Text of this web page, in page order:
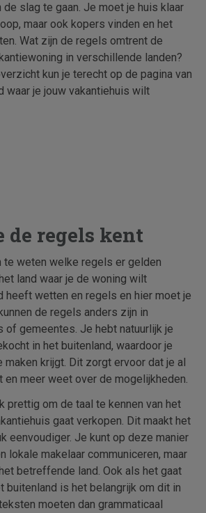
de slag te gaan. Je moet je huis klaar
maar ook kopers vinden en het
Wat zijn de regels omtrent de
in verschillende landen?
kun je terecht op de pagina van
waar je jouw vakantiehuis wilt
de regels kent
te weten welke regels er gelden
land waar je de woning wilt
heeft wetten en regels en hier moet je
de regels anders zijn in
of gemeentes. Je hebt natuurlijk je
in het buitenland, waardoor je
maken krijgt. Dit zorgt ervoor dat je al
en meer weet over de mogelijkheden.
prettig om de taal te kennen van het
gaat verkopen. Dit maakt het
eenvoudiger. Je kunt op deze manier
lokale makelaar communiceren, maar
betreffende land. Ook als het gaat
buitenland is het belangrijk om dit in
moeten dan grammaticaal